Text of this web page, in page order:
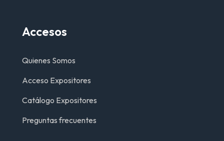
Accesos
Quienes Somos
Acceso Expositores
Catálogo Expositores
Preguntas frecuentes